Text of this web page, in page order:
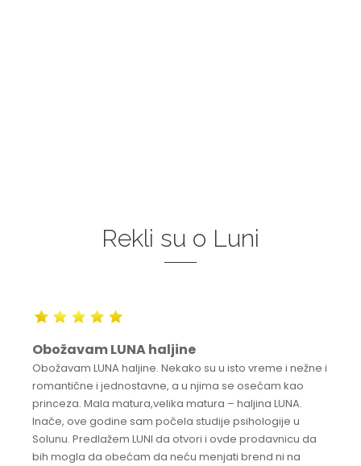
Rekli su o Luni
Obožavam LUNA haljine
Obožavam LUNA haljine. Nekako su u isto vreme i nežne i
romantične i jednostavne, a u njima se osećam kao
princeza. Mala matura,velika matura – haljina LUNA.
Inače, ove godine sam počela studije psihologije u
Solunu. Predlažem LUNI da otvori i ovde prodavnicu da
bih mogla da obećam da neću menjati brend ni na